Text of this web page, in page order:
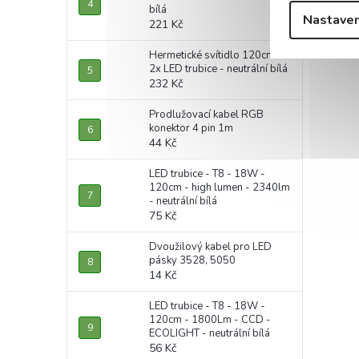
bílá
221 Kč
Hermetické svítidlo 120cm +
2x LED trubice - neutrální bílá
232 Kč
Prodlužovací kabel RGB
konektor 4 pin 1m
44 Kč
LED trubice - T8 - 18W -
120cm - high lumen - 2340lm
- neutrální bílá
75 Kč
Dvoužilový kabel pro LED
pásky 3528, 5050
14 Kč
LED trubice - T8 - 18W -
120cm - 1800Lm - CCD -
ECOLIGHT - neutrální bílá
56 Kč